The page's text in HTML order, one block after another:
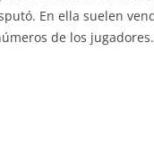
En ella suelen
de los jugadores.